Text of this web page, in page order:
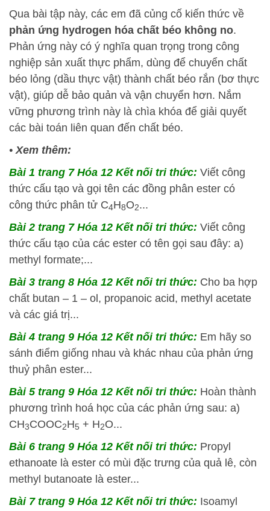
Qua bài tập này, các em đã củng cố kiến thức về
phản ứng hydrogen hóa chất béo không no.
Phản ứng này có ý nghĩa quan trọng trong công
nghiệp sản xuất thực phẩm, dùng để chuyển chất
béo lỏng (dầu thực vật) thành chất béo rắn (bơ thực
vật), giúp dễ bảo quản và vận chuyển hơn. Nắm
vững phương trình này là chìa khóa để giải quyết
các bài toán liên quan đến chất béo.
•Xem thêm:
Bài 1 trang 7 Hóa 12 Kết nối tri thức: Viết công
thức cấu tạo và gọi tên các đồng phân ester có
công thức phân tử C4H8O2...
Bài 2 trang 7 Hóa 12 Kết nối tri thức: Viết công
thức cấu tạo của các ester có tên gọi sau đây: a)
methyl formate;...
Bài 3 trang 8 Hóa 12 Kết nối tri thức: Cho ba hợp
chất butan – 1 – ol, propanoic acid, methyl acetate
và các giá trị...
Bài 4 trang 9 Hóa 12 Kết nối tri thức: Em hãy so
sánh điểm giống nhau và khác nhau của phản ứng
thuỷ phân ester...
Bài 5 trang 9 Hóa 12 Kết nối tri thức: Hoàn thành
phương trình hoá học của các phản ứng sau: a)
CH3COOC2H5 + H2O...
Bài 6 trang 9 Hóa 12 Kết nối tri thức: Propyl
ethanoate là ester có mùi đặc trưng của quả lê, còn
methyl butanoate là ester...
Bài 7 trang 9 Hóa 12 Kết nối tri thức: Isoamyl